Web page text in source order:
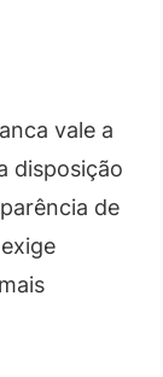
vale a
disposição
de